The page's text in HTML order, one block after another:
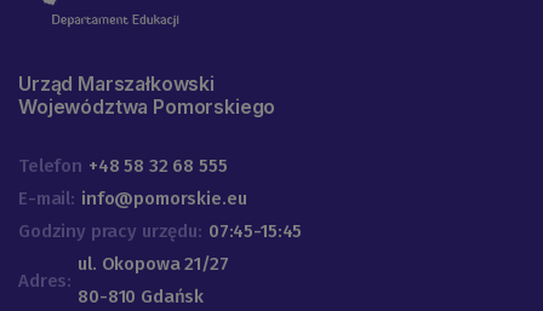
Urząd Marszałkowski
Województwa Pomorskiego
Telefon +48 58 32 68 555
E-mail: info@pomorskie.eu
Godziny pracy urzędu: 07:45-15:45
Adres:
ul. Okopowa 21/27
80-810 Gdańsk